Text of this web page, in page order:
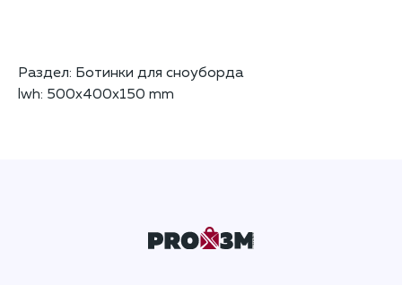
Раздел: Ботинки для сноуборда
lwh: 500x400x150 mm